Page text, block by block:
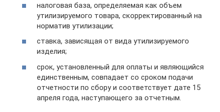
налоговая база, определяемая как объем
утилизируемого товара, скорректированный на
норматив утилизации;
ставка, зависящая от вида утилизируемого
изделия;
срок, установленный для оплаты и являющийся
единственным, совпадает со сроком подачи
отчетности по сбору и соответствует дате 15
апреля года, наступающего за отчетным.